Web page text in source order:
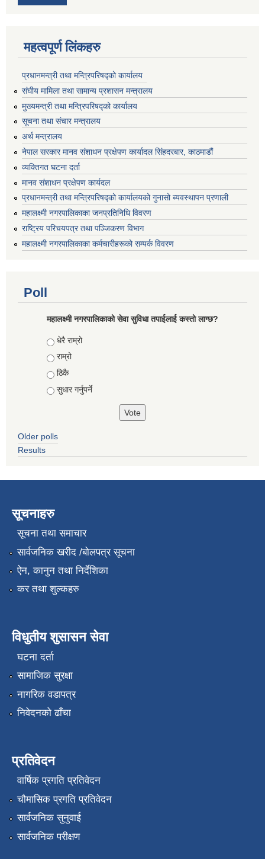
महत्वपूर्ण लिंकहरु
प्रधानमन्त्री तथा मन्त्रिपरिषद्को कार्यालय
संघीय मामिला तथा सामान्य प्रशासन मन्त्रालय
मुख्यमन्त्री तथा मन्त्रिपरिषद्को कार्यालय
सूचना तथा संचार मन्त्रालय
अर्थ मन्त्रालय
नेपाल सरकार मानव संशाधन प्रक्षेपण कार्यादल सिंहदरबार, काठमाडौं
व्यक्तिगत घटना दर्ता
मानव संशाधन प्रक्षेपण कार्यदल
प्रधानमन्त्री तथा मन्त्रिपरिषद्को कार्यालयको गुनासो ब्यवस्थापन प्रणाली
महालक्ष्मी नगरपालिकाका जनप्रतिनिधि विवरण
राष्ट्रिय परिचयपत्र तथा पञ्जिकरण विभाग
महालक्ष्मी नगरपालिकाका कर्मचारीहरूको सम्पर्क विवरण
Poll
महालक्ष्मी नगरपालिकाको सेवा सुविधा तपाईलाई कस्तो लाग्छ?
Choices
धेरै राम्रो
राम्रो
ठिकै
सुधार गर्नुपर्ने
Older polls
Results
सूचनाहरु
सूचना तथा समाचार
सार्वजनिक खरीद /बोलपत्र सूचना
ऐन, कानुन तथा निर्देशिका
कर तथा शुल्कहरु
विधुतीय शुसासन सेवा
घटना दर्ता
सामाजिक सुरक्षा
नागरिक वडापत्र
निवेदनको ढाँचा
प्रतिवेदन
वार्षिक प्रगति प्रतिवेदन
चौमासिक प्रगति प्रतिवेदन
सार्वजनिक सुनुवाई
सार्वजनिक परीक्षण